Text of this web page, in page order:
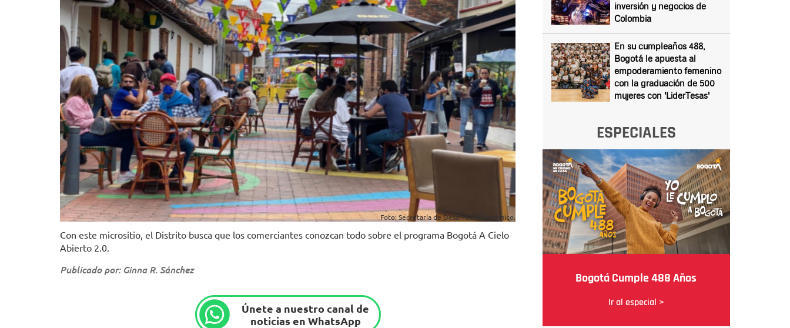
Foto: Secretaría de Desarrollo Económico.
Con este micrositio, el Distrito busca que los comerciantes conozcan todo sobre el programa Bogotá A Cielo
Abierto 2.0.
Publicado por: Ginna R. Sánchez
Únete a nuestro canal de
noticias en WhatsApp
inversión y negocios de
Colombia
En su cumpleaños 488,
Bogotá le apuesta al
empoderamiento femenino
con la graduación de 500
mujeres con 'LiderTesas'
ESPECIALES
Bogotá Cumple 488 Años
Ir al especial >